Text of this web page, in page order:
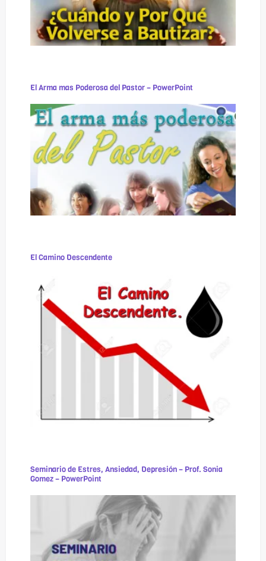
El Arma mas Poderosa del Pastor – PowerPoint
El Camino Descendente
Seminario de Estres, Ansiedad, Depresión – Prof. Sonia
Gomez – PowerPoint